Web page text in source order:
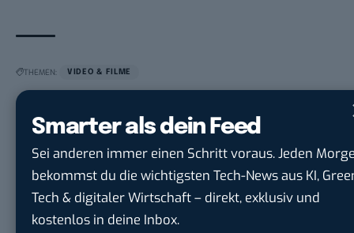
Smarter als dein Feed
Sei anderen immer einen Schritt voraus. Jeden
bekommst du die wichtigsten Tech-News aus KI,
Tech & digitaler Wirtschaft – direkt, exklusiv und
kostenlos in deine Inbox.
THEMEN: VIDEO & FILME
André Vatter
André Vatter ist Journalist, Blogger und Social Median aus